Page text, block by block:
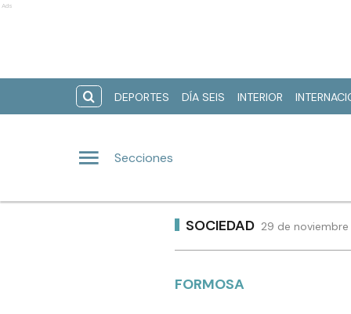
Ads
DEPORTES DÍA SEIS INTERIOR
Secciones
SOCIEDAD 29 de
FORMOSA